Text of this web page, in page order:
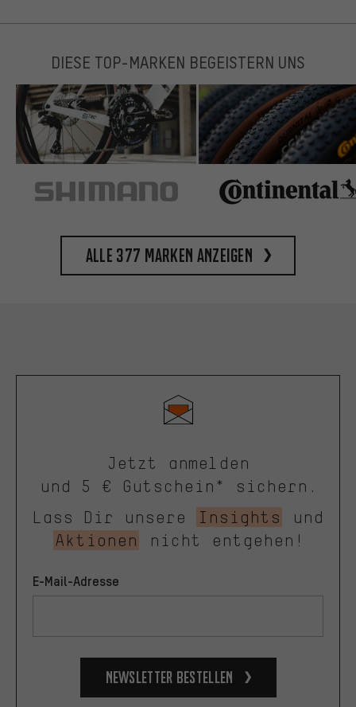
DIESE TOP-MARKEN BEGEISTERN UNS
Alle 377 Marken anzeigen
Jetzt anmelden
und 5 € Gutschein* sichern.
Lass Dir unsere
Insights
und
Aktionen
nicht entgehen!
E-Mail-Adresse
Newsletter bestellen